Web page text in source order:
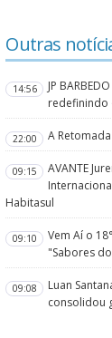
Outras
14:56
JP
22:00 A
09:15
AVANTE
Habitasul
09:10
Vem Aí o
"Sabores
09:08
Luan
consolidou